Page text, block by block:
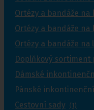
Ortézy a bandáže na
Ortézy a bandáže na
Ortézy a bandáže na
Doplňkový sortiment
Dámské
Pánské
Cestovní sady (1)